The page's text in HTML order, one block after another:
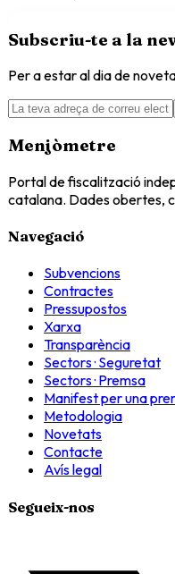
Subscriu-te a la
Per a estar al dia de
Menjòmetre
Portal de fiscalització
catalana. Dades obertes,
Navegació
Subvencions
Contractes
Pressupostos
Xarxa
Transparència
Sectors · Seguretat
Sectors · Premsa
Manifest per una
Metodologia
Novetats
Contacte
Avís legal
Segueix-nos